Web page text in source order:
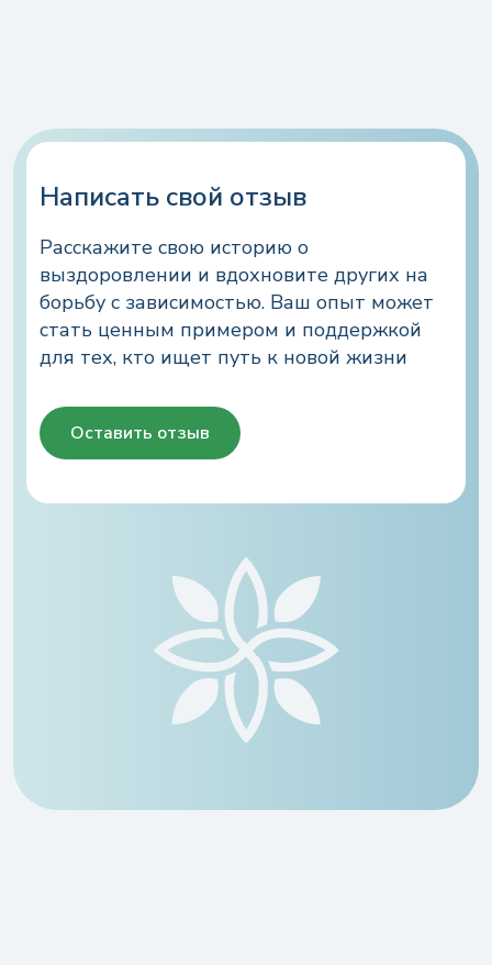
центре реабилитации «Антинаркотик» мне
употребляю уже год. Также я отказалась от
других вредных привычек, чтобы избежать
что помогли мне! Я бы сама, наверное, не
справилась. Я не собираюсь останавливаться
на достигнутом)
Написать свой отзыв
Расскажите свою историю о
выздоровлении и вдохновите других на
борьбу с зависимостью. Ваш опыт может
стать ценным примером и поддержкой
для тех, кто ищет путь к новой жизни
Оставить отзыв